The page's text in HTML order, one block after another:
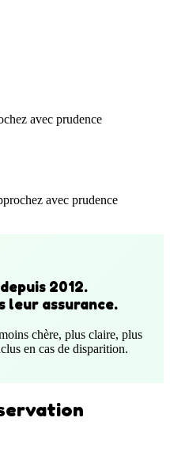
avec prudence
avec prudence
2012.
leur assurance.
chère, plus claire, plus
en cas de disparition.